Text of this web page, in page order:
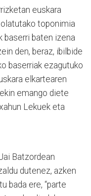
euskara
toponimia
baserri baten izena
den, beraz, ibilbide
baserriak ezagutuko
elkartearen
emango diete
Lekuek eta
Batzordean
dutenez, azken
bada ere, “parte